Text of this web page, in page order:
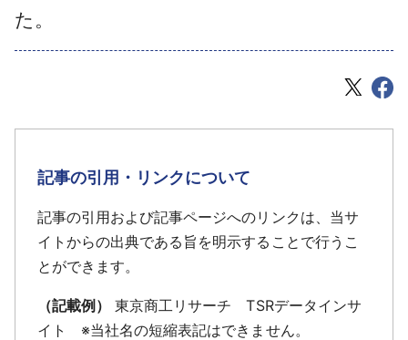
た。
記事の引用・リンクについて
記事の引用および記事ページへのリンクは、当サ
イトからの出典である旨を明示することで行うこ
とができます。
（記載例）
東京商工リサーチ TSRデータインサ
イト ※当社名の短縮表記はできません。